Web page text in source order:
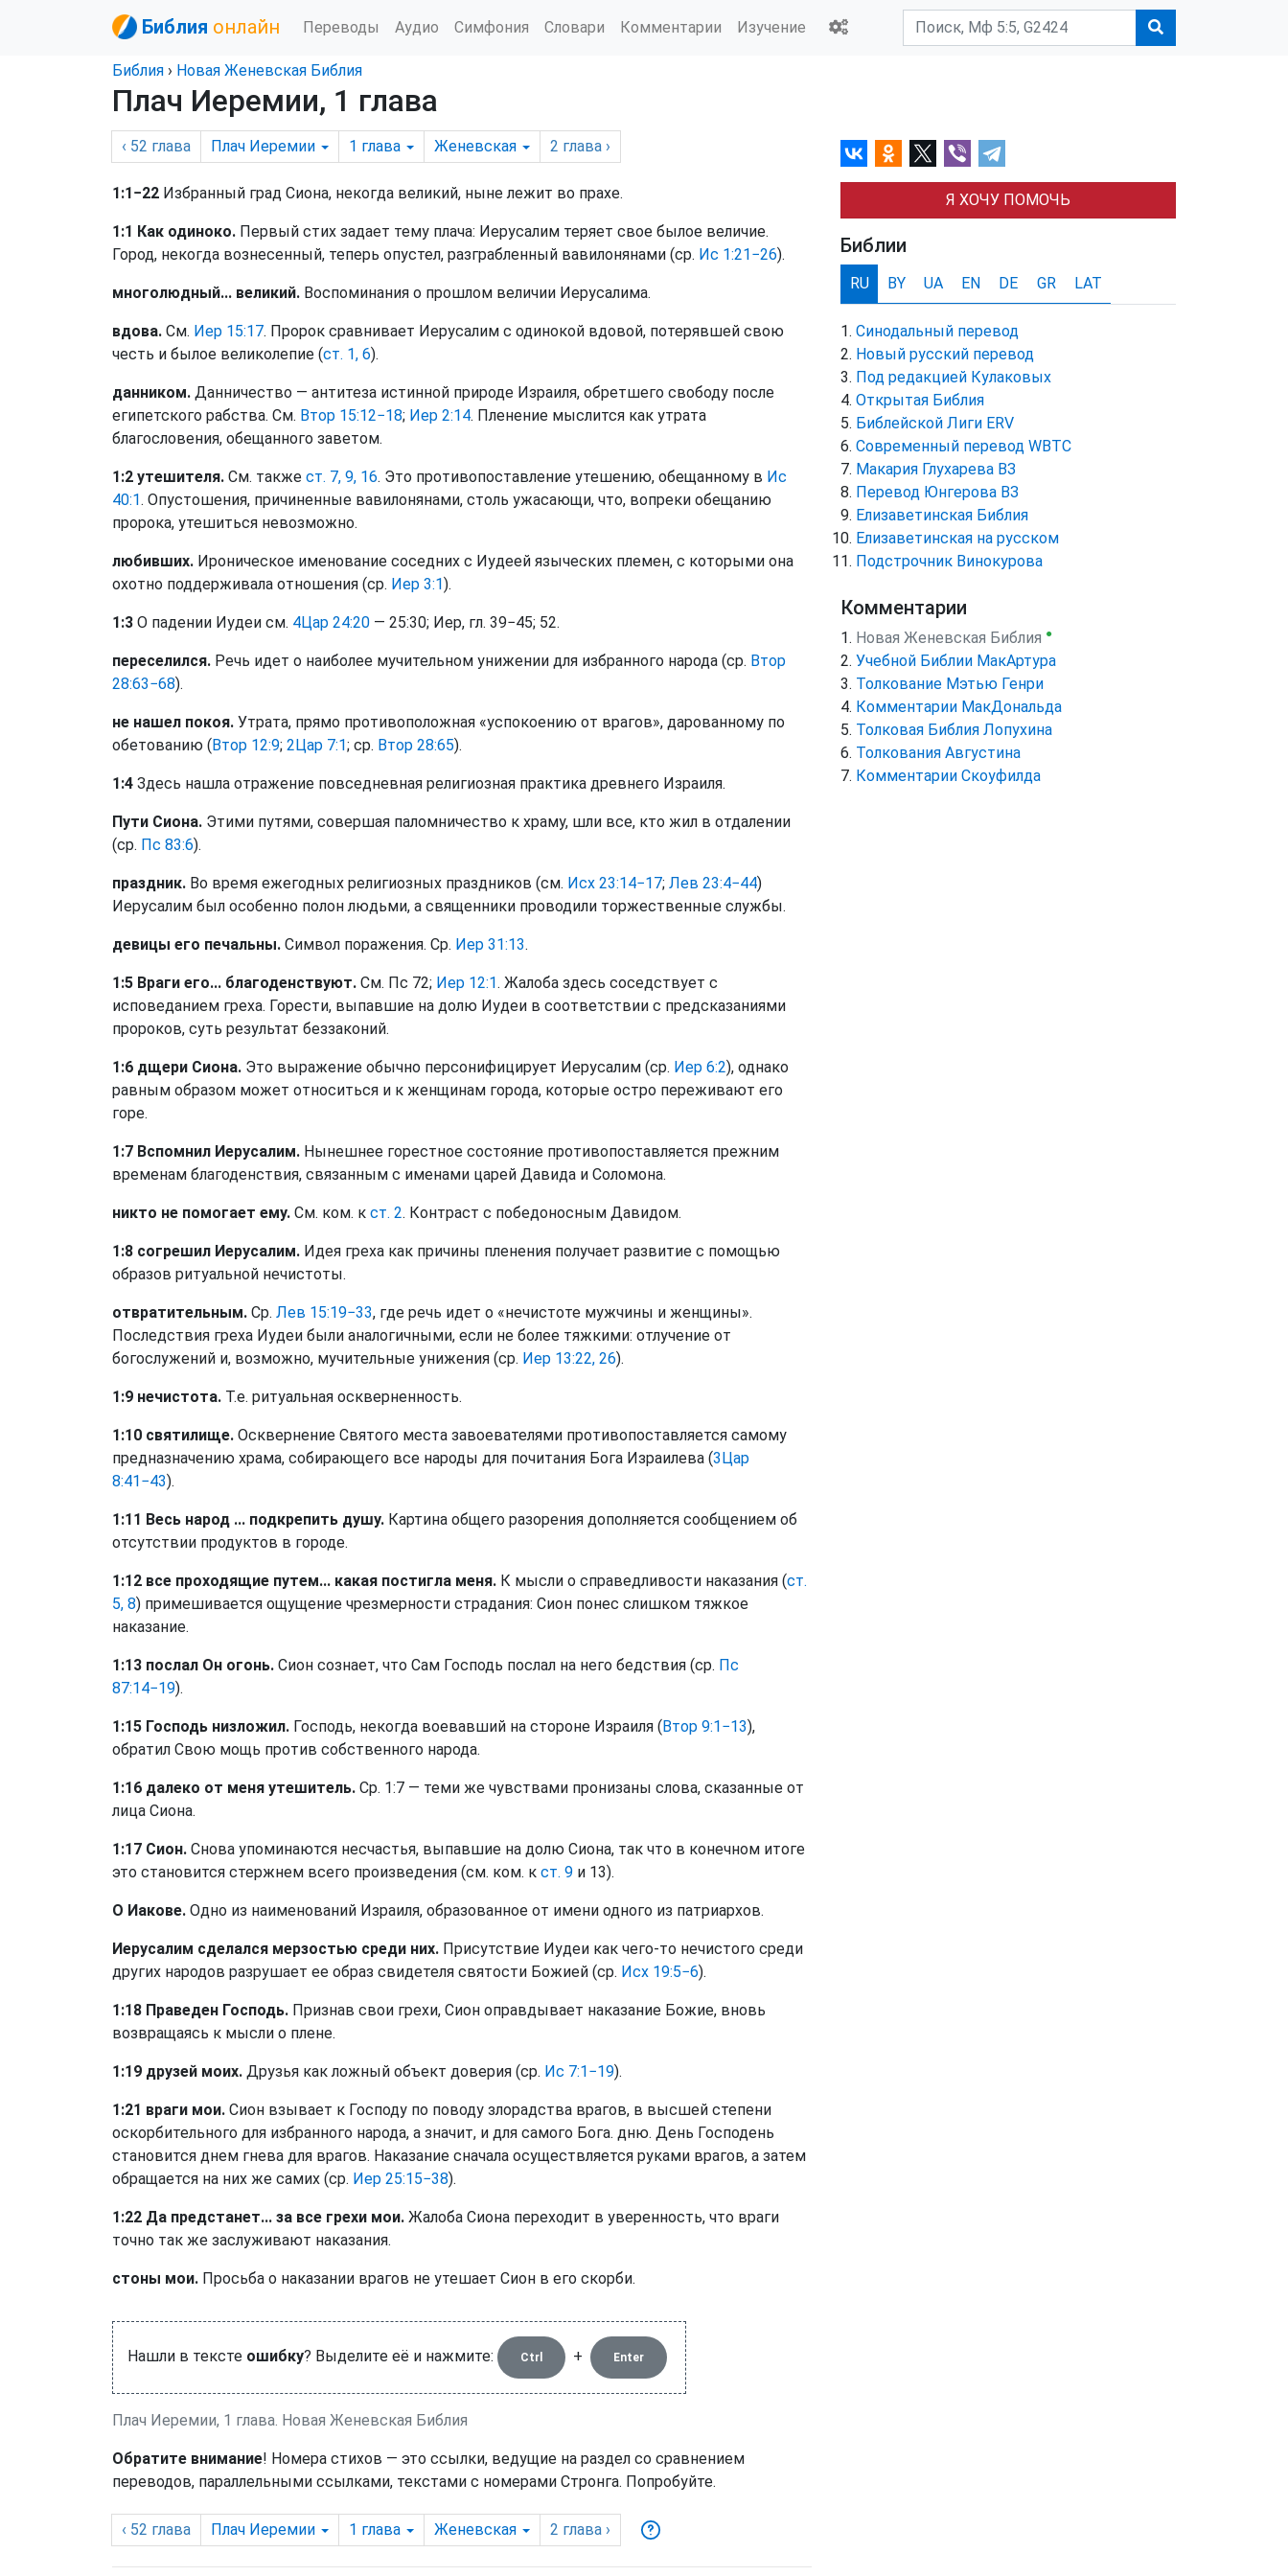
Библия онлайн Переводы Аудио Симфония Словари Комментарии Изучение
Библия › Новая Женевская Библия
Плач Иеремии, 1 глава
‹ 52 глава Плач Иеремии 1 глава Женевская 2 глава ›
1:1−22 Избранный град Сиона, некогда великий, ныне лежит во прахе.
1:1 Как одиноко. Первый стих задает тему плача: Иерусалим теряет свое былое величие.
Город, некогда вознесенный, теперь опустел, разграбленный вавилонянами (ср. Ис 1:21−26).
многолюдный... великий. Воспоминания о прошлом величии Иерусалима.
вдова. См. Иер 15:17. Пророк сравнивает Иерусалим с одинокой вдовой, потерявшей свою
честь и былое великолепие (ст. 1, 6).
данником. Данничество — антитеза истинной природе Израиля, обретшего свободу после
египетского рабства. См. Втор 15:12−18; Иер 2:14. Пленение мыслится как утрата
благословения, обещанного заветом.
1:2 утешителя. См. также ст. 7, 9, 16. Это противопоставление утешению, обещанному в Ис
40:1. Опустошения, причиненные вавилонянами, столь ужасающи, что, вопреки обещанию
пророка, утешиться невозможно.
любивших. Ироническое именование соседних с Иудеей языческих племен, с которыми она
охотно поддерживала отношения (ср. Иер 3:1).
1:3 О падении Иудеи см. 4Цар 24:20 — 25:30; Иер, гл. 39−45; 52.
переселился. Речь идет о наиболее мучительном унижении для избранного народа (ср. Втор
28:63−68).
не нашел покоя. Утрата, прямо противоположная «успокоению от врагов», дарованному по
обетованию (Втор 12:9; 2Цар 7:1; ср. Втор 28:65).
1:4 Здесь нашла отражение повседневная религиозная практика древнего Израиля.
Пути Сиона. Этими путями, совершая паломничество к храму, шли все, кто жил в отдалении
(ср. Пс 83:6).
праздник. Во время ежегодных религиозных праздников (см. Исх 23:14−17; Лев 23:4−44)
Иерусалим был особенно полон людьми, а священники проводили торжественные службы.
девицы его печальны. Символ поражения. Ср. Иер 31:13.
1:5 Враги его... благоденствуют. См. Пс 72; Иер 12:1. Жалоба здесь соседствует с
исповеданием греха. Горести, выпавшие на долю Иудеи в соответствии с предсказаниями
пророков, суть результат беззаконий.
1:6 дщери Сиона. Это выражение обычно персонифицирует Иерусалим (ср. Иер 6:2), однако
равным образом может относиться и к женщинам города, которые остро переживают его
горе.
1:7 Вспомнил Иерусалим. Нынешнее горестное состояние противопоставляется прежним
временам благоденствия, связанным с именами царей Давида и Соломона.
никто не помогает ему. См. ком. к ст. 2. Контраст с победоносным Давидом.
1:8 согрешил Иерусалим. Идея греха как причины пленения получает развитие с помощью
образов ритуальной нечистоты.
отвратительным. Ср. Лев 15:19−33, где речь идет о «нечистоте мужчины и женщины».
Последствия греха Иудеи были аналогичными, если не более тяжкими: отлучение от
богослужений и, возможно, мучительные унижения (ср. Иер 13:22, 26).
1:9 нечистота. Т.е. ритуальная оскверненность.
1:10 святилище. Осквернение Святого места завоевателями противопоставляется самому
предназначению храма, собирающего все народы для почитания Бога Израилева (3Цар
8:41−43).
1:11 Весь народ ... подкрепить душу. Картина общего разорения дополняется сообщением об
отсутствии продуктов в городе.
1:12 все проходящие путем... какая постигла меня. К мысли о справедливости наказания (ст.
5, 8) примешивается ощущение чрезмерности страдания: Сион понес слишком тяжкое
наказание.
1:13 послал Он огонь. Сион сознает, что Сам Господь послал на него бедствия (ср. Пс
87:14−19).
1:15 Господь низложил. Господь, некогда воевавший на стороне Израиля (Втор 9:1−13),
обратил Свою мощь против собственного народа.
1:16 далеко от меня утешитель. Ср. 1:7 — теми же чувствами пронизаны слова, сказанные от
лица Сиона.
1:17 Сион. Снова упоминаются несчастья, выпавшие на долю Сиона, так что в конечном итоге
это становится стержнем всего произведения (см. ком. к ст. 9 и 13).
О Иакове. Одно из наименований Израиля, образованное от имени одного из патриархов.
Иерусалим сделался мерзостью среди них. Присутствие Иудеи как чего-то нечистого среди
других народов разрушает ее образ свидетеля святости Божией (ср. Исх 19:5−6).
1:18 Праведен Господь. Признав свои грехи, Сион оправдывает наказание Божие, вновь
возвращаясь к мысли о плене.
1:19 друзей моих. Друзья как ложный объект доверия (ср. Ис 7:1−19).
1:21 враги мои. Сион взывает к Господу по поводу злорадства врагов, в высшей степени
оскорбительного для избранного народа, а значит, и для самого Бога. дню. День Господень
становится днем гнева для врагов. Наказание сначала осуществляется руками врагов, а затем
обращается на них же самих (ср. Иер 25:15−38).
1:22 Да предстанет... за все грехи мои. Жалоба Сиона переходит в уверенность, что враги
точно так же заслуживают наказания.
стоны мои. Просьба о наказании врагов не утешает Сион в его скорби.
Нашли в тексте ошибку? Выделите её и нажмите: Ctrl + Enter
Плач Иеремии, 1 глава. Новая Женевская Библия
Обратите внимание! Номера стихов — это ссылки, ведущие на раздел со сравнением
переводов, параллельными ссылками, текстами с номерами Стронга. Попробуйте.
‹ 52 глава Плач Иеремии 1 глава Женевская 2 глава ›
Я ХОЧУ ПОМОЧЬ
Библии
RU BY UA EN DE GR LAT
Синодальный перевод
Новый русский перевод
Под редакцией Кулаковых
Открытая Библия
Библейской Лиги ERV
Cовременный перевод WBTC
Макария Глухарева ВЗ
Перевод Юнгерова ВЗ
Елизаветинская Библия
Елизаветинская на русском
Подстрочник Винокурова
Комментарии
Новая Женевская Библия ●
Учебной Библии МакАртура
Толкование Мэтью Генри
Комментарии МакДональда
Толковая Библия Лопухина
Толкования Августина
Комментарии Скоуфилда